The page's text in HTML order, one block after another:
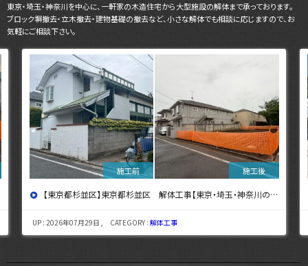
東京・埼玉・神奈川を中心に、一軒家の木造住宅から大型施設の解体まで承っております。
ブロック塀撤去・立木撤去・建物基礎の撤去など、小さな解体でも相談に応じますので、お
気軽にご相談下さい。
【東京都杉並区】東京都杉並区 解体工事【東京・埼玉・神奈川の解体工事なら東央建設へ】
UP : 2026年07月29日 , CATEGORY :解体工事